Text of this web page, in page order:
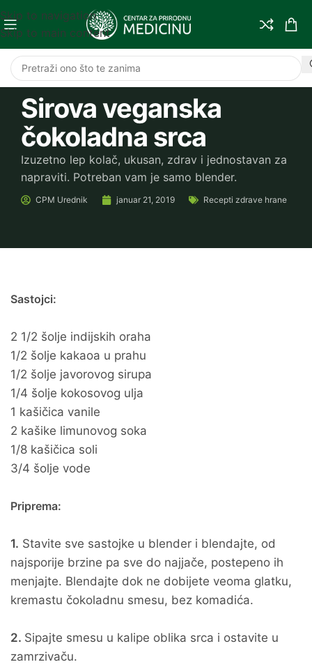
Skip to navigation
Skip to main content
Sirova veganska
čokoladna srca
Izuzetno lep kolač, ukusan, zdrav i jednostavan za
napraviti. Potreban vam je samo blender.
CPM Urednik januar 21, 2019 Recepti zdrave hrane
Sastojci:
2 1/2 šolje indijskih oraha
1/2 šolje kakaoa u prahu
1/2 šolje javorovog sirupa
1/4 šolje kokosovog ulja
1 kašičica vanile
2 kašike limunovog soka
1/8 kašičica soli
3/4 šolje vode
Priprema:
1. Stavite sve sastojke u blender i blendajte, od
najsporije brzine pa sve do najjače, postepeno ih
menjajte. Blendajte dok ne dobijete veoma glatku,
kremastu čokoladnu smesu, bez komadića.
2. Sipajte smesu u kalipe oblika srca i ostavite u
zamrzivaču.